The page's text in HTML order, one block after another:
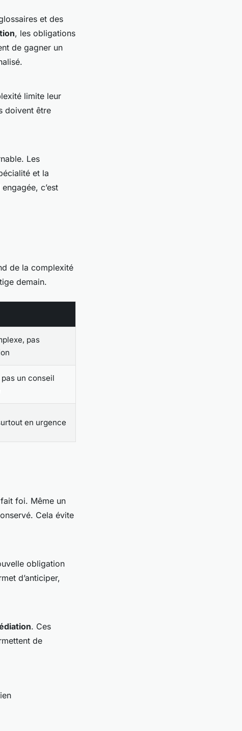
et des
, les obligations
de gagner un
limite leur
doivent être
Les
et la
c’est
de la complexité
demain.
pas
un conseil
en urgence
foi. Même un
Cela évite
obligation
d’anticiper,
. Ces
de